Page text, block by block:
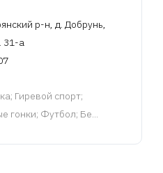
р-н, д. Добрунь,
31-а
Гиревой спорт;
гонки; Футбол; Бе...